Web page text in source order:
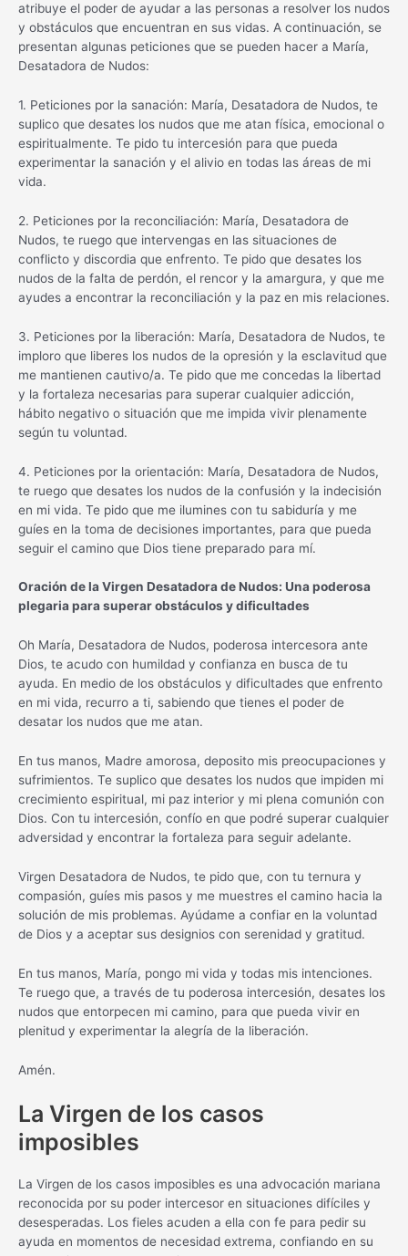
atribuye el poder de ayudar a las personas a resolver los nudos
y obstáculos que encuentran en sus vidas. A continuación, se
presentan algunas peticiones que se pueden hacer a María,
Desatadora de Nudos:
1. Peticiones por la sanación: María, Desatadora de Nudos, te
suplico que desates los nudos que me atan física, emocional o
espiritualmente. Te pido tu intercesión para que pueda
experimentar la sanación y el alivio en todas las áreas de mi
vida.
2. Peticiones por la reconciliación: María, Desatadora de
Nudos, te ruego que intervengas en las situaciones de
conflicto y discordia que enfrento. Te pido que desates los
nudos de la falta de perdón, el rencor y la amargura, y que me
ayudes a encontrar la reconciliación y la paz en mis relaciones.
3. Peticiones por la liberación: María, Desatadora de Nudos, te
imploro que liberes los nudos de la opresión y la esclavitud que
me mantienen cautivo/a. Te pido que me concedas la libertad
y la fortaleza necesarias para superar cualquier adicción,
hábito negativo o situación que me impida vivir plenamente
según tu voluntad.
4. Peticiones por la orientación: María, Desatadora de Nudos,
te ruego que desates los nudos de la confusión y la indecisión
en mi vida. Te pido que me ilumines con tu sabiduría y me
guíes en la toma de decisiones importantes, para que pueda
seguir el camino que Dios tiene preparado para mí.
Oración de la Virgen Desatadora de Nudos: Una poderosa
plegaria para superar obstáculos y dificultades
Oh María, Desatadora de Nudos, poderosa intercesora ante
Dios, te acudo con humildad y confianza en busca de tu
ayuda. En medio de los obstáculos y dificultades que enfrento
en mi vida, recurro a ti, sabiendo que tienes el poder de
desatar los nudos que me atan.
En tus manos, Madre amorosa, deposito mis preocupaciones y
sufrimientos. Te suplico que desates los nudos que impiden mi
crecimiento espiritual, mi paz interior y mi plena comunión con
Dios. Con tu intercesión, confío en que podré superar cualquier
adversidad y encontrar la fortaleza para seguir adelante.
Virgen Desatadora de Nudos, te pido que, con tu ternura y
compasión, guíes mis pasos y me muestres el camino hacia la
solución de mis problemas. Ayúdame a confiar en la voluntad
de Dios y a aceptar sus designios con serenidad y gratitud.
En tus manos, María, pongo mi vida y todas mis intenciones.
Te ruego que, a través de tu poderosa intercesión, desates los
nudos que entorpecen mi camino, para que pueda vivir en
plenitud y experimentar la alegría de la liberación.
Amén.
La Virgen de los casos
imposibles
La Virgen de los casos imposibles es una advocación mariana
reconocida por su poder intercesor en situaciones difíciles y
desesperadas. Los fieles acuden a ella con fe para pedir su
ayuda en momentos de necesidad extrema, confiando en su